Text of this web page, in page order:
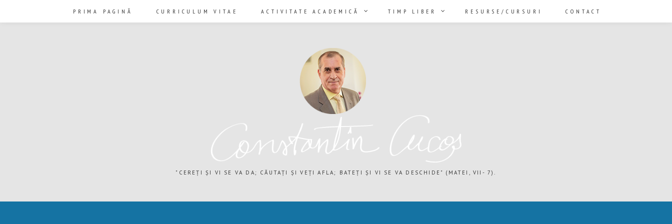
"CEREȚI ȘI VI SE VA DA; CĂUTAȚI ȘI VEȚI AFLA; BATEȚI ȘI VI SE VA DESCHIDE" (MATEI, VII- 7).
PRIMA PAGINĂ CURRICULUM VITAE ACTIVITATE ACADEMICĂ TIMP LIBER RESURSE/CURSURI CONTACT